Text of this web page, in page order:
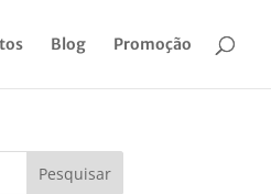
Blog Promoção
Pesquisar